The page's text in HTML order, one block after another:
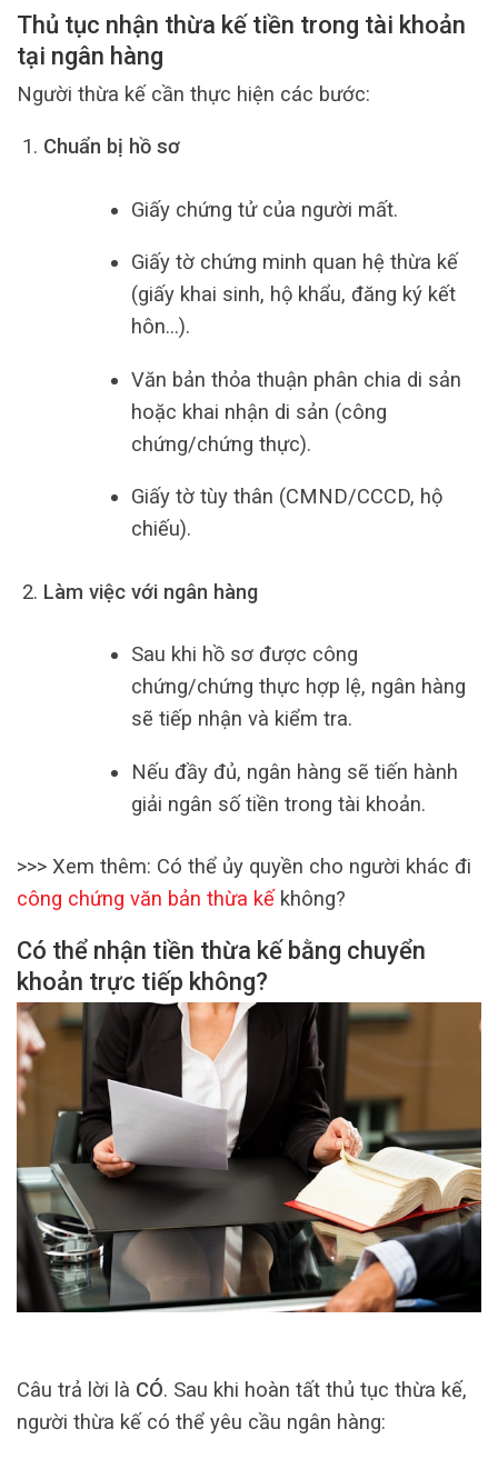
Thủ tục nhận thừa kế tiền trong tài khoản
tại ngân hàng
Người thừa kế cần thực hiện các bước:
Chuẩn bị hồ sơ
Giấy chứng tử của người mất.
Giấy tờ chứng minh quan hệ thừa kế
(giấy khai sinh, hộ khẩu, đăng ký kết
hôn…).
Văn bản thỏa thuận phân chia di sản
hoặc khai nhận di sản (công
chứng/chứng thực).
Giấy tờ tùy thân (CMND/CCCD, hộ
chiếu).
Làm việc với ngân hàng
Sau khi hồ sơ được công
chứng/chứng thực hợp lệ, ngân hàng
sẽ tiếp nhận và kiểm tra.
Nếu đầy đủ, ngân hàng sẽ tiến hành
giải ngân số tiền trong tài khoản.
>>> Xem thêm: Có thể ủy quyền cho người khác đi
công chứng văn bản thừa kế không?
Có thể nhận tiền thừa kế bằng chuyển
khoản trực tiếp không?
Câu trả lời là CÓ. Sau khi hoàn tất thủ tục thừa kế,
người thừa kế có thể yêu cầu ngân hàng: